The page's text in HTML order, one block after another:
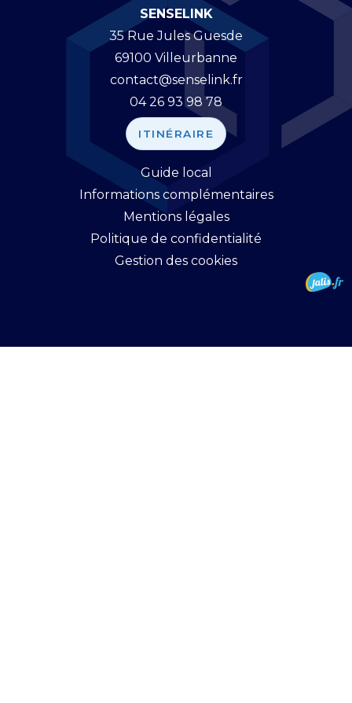
SENSELINK
35 Rue Jules Guesde
69100 Villeurbanne
contact@senselink.fr
04 26 93 98 78
ITINÉRAIRE
Guide local
Informations complémentaires
Mentions légales
Politique de confidentialité
Gestion des cookies